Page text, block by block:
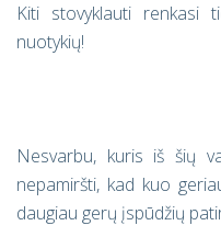
Kiti stovyklauti renkasi
nuotykių!
Nesvarbu, kuris iš šių
nepamiršti, kad kuo
daugiau gerų įspūdžių